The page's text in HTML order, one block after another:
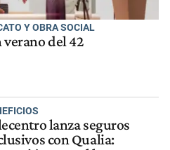
Y OBRA SOCIAL
verano del 42
lanza seguros
con Qualia: